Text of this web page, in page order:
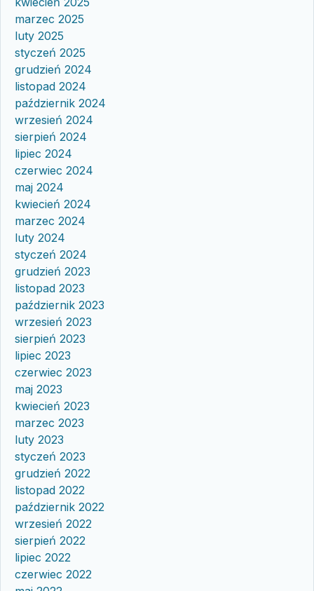
marzec 2025
luty 2025
styczeń 2025
grudzień 2024
listopad 2024
październik 2024
wrzesień 2024
sierpień 2024
lipiec 2024
czerwiec 2024
maj 2024
kwiecień 2024
marzec 2024
luty 2024
styczeń 2024
grudzień 2023
listopad 2023
październik 2023
wrzesień 2023
sierpień 2023
lipiec 2023
czerwiec 2023
maj 2023
kwiecień 2023
marzec 2023
luty 2023
styczeń 2023
grudzień 2022
listopad 2022
październik 2022
wrzesień 2022
sierpień 2022
lipiec 2022
czerwiec 2022